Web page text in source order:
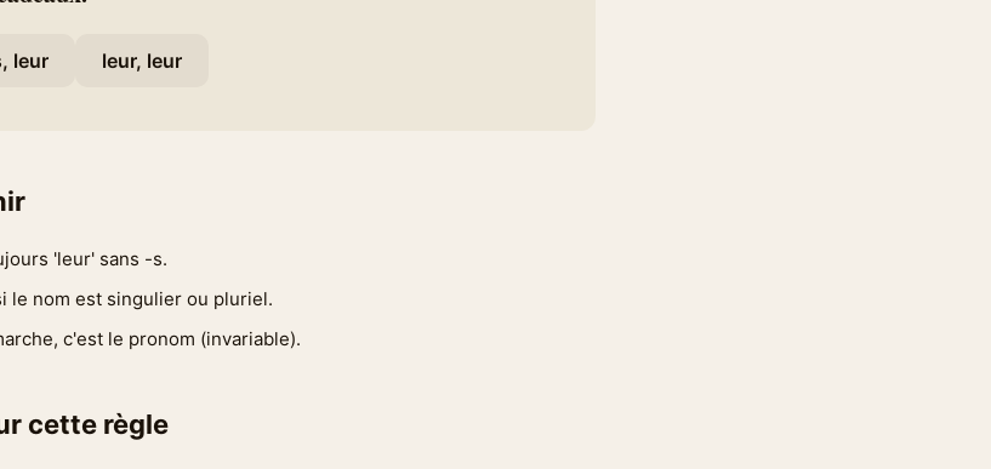
leur leur, leur
'leur' sans -s.
le nom est singulier ou pluriel.
c'est le pronom (invariable).
cette règle